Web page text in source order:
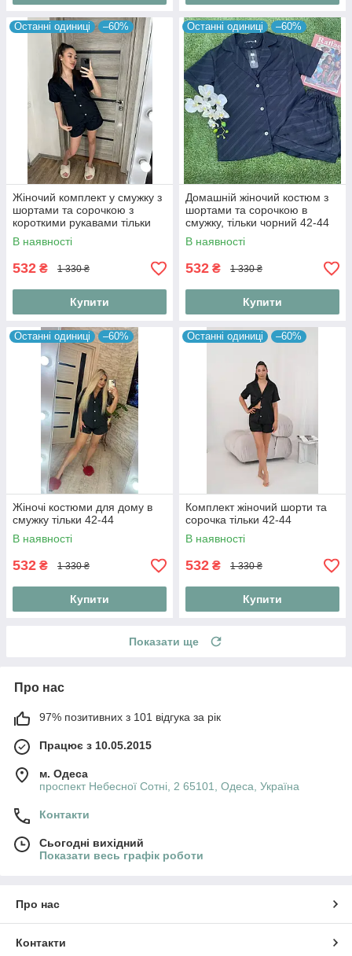
Останні одиниці –60%
Жіночий комплект у смужку з
шортами та сорочкою з
короткими рукавами тільки
42-44
В наявності
532 ₴ 1 330 ₴
Купити
Останні одиниці –60%
Домашній жіночий костюм з
шортами та сорочкою в
смужку, тільки чорний 42-44
В наявності
532 ₴ 1 330 ₴
Купити
Останні одиниці –60%
Жіночі костюми для дому в
смужку тільки 42-44
В наявності
532 ₴ 1 330 ₴
Купити
Останні одиниці –60%
Комплект жіночий шорти та
сорочка тільки 42-44
В наявності
532 ₴ 1 330 ₴
Купити
Показати ще
Про нас
97% позитивних з 101 відгука за рік
Працює з 10.05.2015
м. Одеса
проспект Небесної Сотні, 2 65101, Одеса, Україна
Контакти
Сьогодні вихідний
Показати весь графік роботи
Про нас
Контакти